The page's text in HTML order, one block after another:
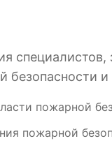
безопасности
пожарной
пожарной